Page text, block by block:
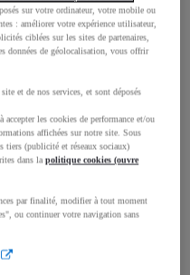
que faire ?
à l’étranger :
en France ?
un véhicule dans
supérieure à la
brochure
sur votre ordinateur, votre mobile ou
: améliorer votre expérience utilisateur,
ciblées sur les sites de partenaires,
données de géolocalisation, vous offrir
et de nos services, et sont déposés
les cookies de performance et/ou
affichées sur notre site. Sous
tiers (publicité et réseaux sociaux)
dans lapolitique cookies (ouvre
par finalité, modifier à tout moment
ou continuer votre navigation sans